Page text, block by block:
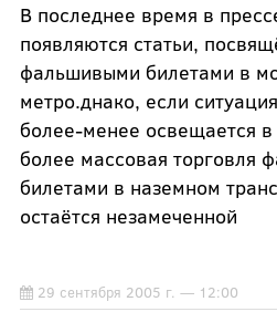
В последнее время в
появляются статьи,
фальшивыми билетами в
метро.днако, если
более-менее освещается в
более массовая торговля
билетами в наземном
остаётся незамеченной
29 сентября 2005 г. — 12:00